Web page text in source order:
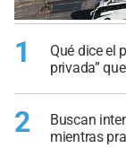
1
Qué dice el
privada”
2
Buscan
mientras